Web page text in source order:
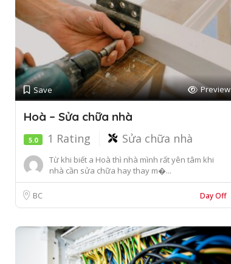
Save Preview
Hoà – Sửa chữa nhà
5.0 1 Rating Sửa chữa nhà
Từ khi biết a Hoà thì nhà mình rất yên tâm khi
nhà cần sửa chữa hay thay m�...
BC Day Off